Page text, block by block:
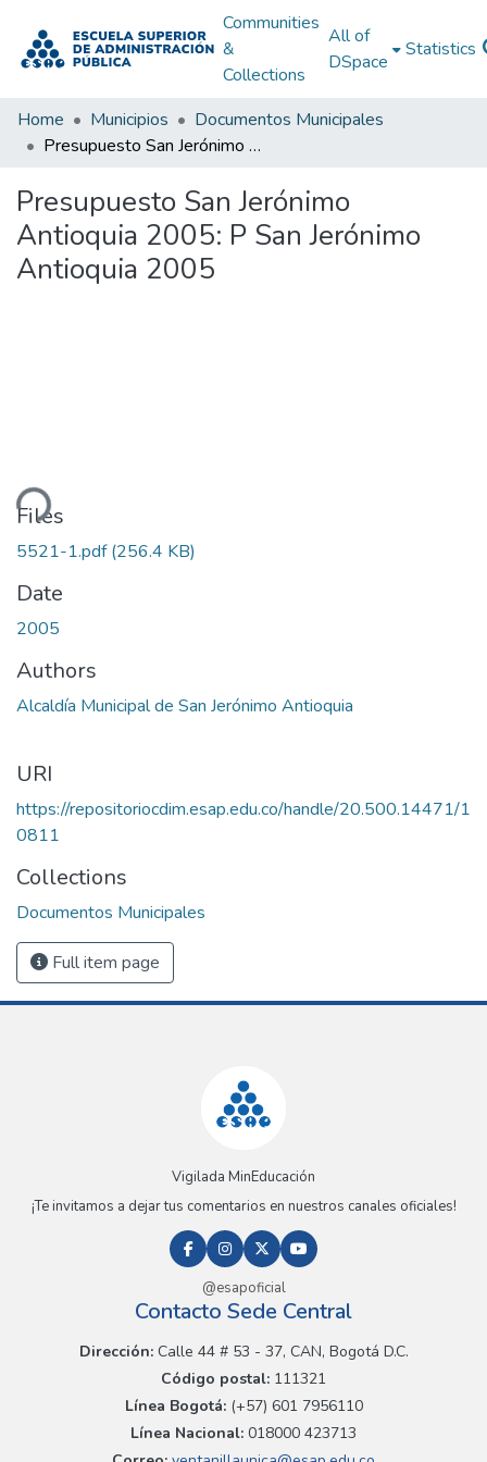
Communities
&
Collections
All of
DSpace
Statistics
Home Municipios
Documentos Municipales
Presupuesto San Jerónimo Antioquia 2005: P San Jerónimo Antioquia 2005
Presupuesto San Jerónimo
Antioquia 2005: P San Jerónimo
Antioquia 2005
Files
5521-1.pdf(256.4 KB)
Date
2005
Authors
Alcaldía Municipal de San Jerónimo Antioquia
URI
https://repositoriocdim.esap.edu.co/handle/20.500.14471/1
0811
Collections
Documentos Municipales
Full item page
Vigilada MinEducación
¡Te invitamos a dejar tus comentarios en nuestros canales oficiales!
@esapoficial
Contacto Sede Central
Dirección:Calle 44 # 53 - 37, CAN, Bogotá D.C.
Código postal: 111321
Línea Bogotá:(+57) 601 7956110
Línea Nacional: 018000 423713